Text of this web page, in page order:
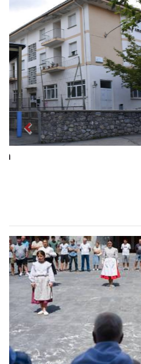
Aranburu aholkularitza
Previous